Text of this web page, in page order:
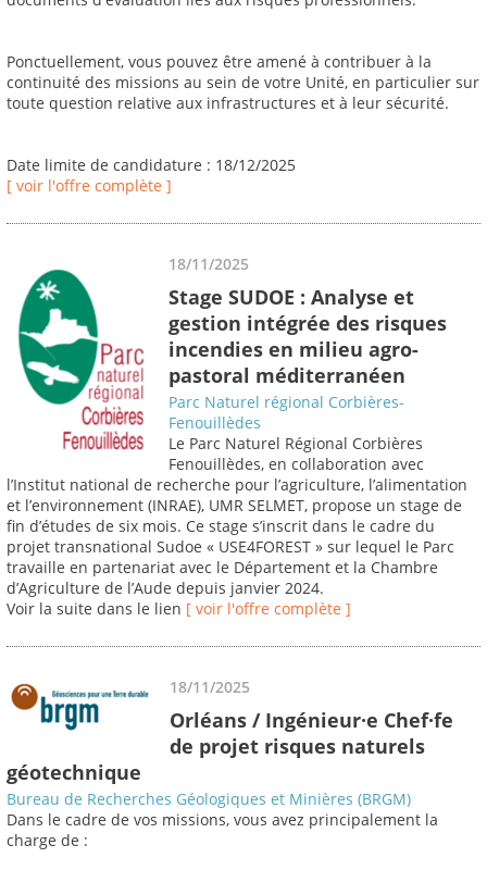
Ponctuellement, vous pouvez être amené à contribuer à la
continuité des missions au sein de votre Unité, en particulier sur
toute question relative aux infrastructures et à leur sécurité.
Date limite de candidature : 18/12/2025
[ voir l'offre complète ]
18/11/2025
Stage SUDOE : Analyse et
gestion intégrée des risques
incendies en milieu agro-
pastoral méditerranéen
Parc Naturel régional Corbières-
Fenouillèdes
Le Parc Naturel Régional Corbières
Fenouillèdes, en collaboration avec
l’Institut national de recherche pour l’agriculture, l’alimentation
et l’environnement (INRAE), UMR SELMET, propose un stage de
fin d’études de six mois. Ce stage s’inscrit dans le cadre du
projet transnational Sudoe « USE4FOREST » sur lequel le Parc
travaille en partenariat avec le Département et la Chambre
d’Agriculture de l’Aude depuis janvier 2024.
Voir la suite dans le lien [ voir l'offre complète ]
18/11/2025
Orléans / Ingénieur·e Chef·fe
de projet risques naturels
géotechnique
Bureau de Recherches Géologiques et Minières (BRGM)
Dans le cadre de vos missions, vous avez principalement la
charge de :